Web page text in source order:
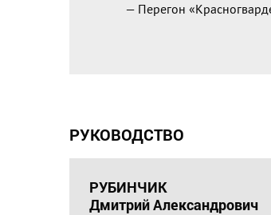
— Перегон
РУКОВОДСТВО
РУБИНЧИК
Дмитрий Александрович